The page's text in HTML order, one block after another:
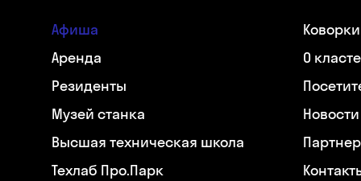
Афиша
Аренда
Резиденты
Музей станка
Высшая техническая школа
Техлаб Про.Парк
О
Новости